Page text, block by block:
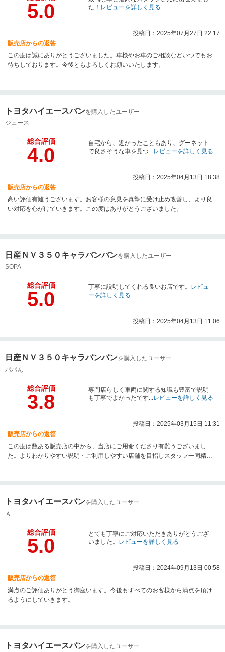
5.0
た！ レビューを詳しく見る
投稿日：2025年07月27日 22:17
販売店からの返答
この度は誠にありがとうございました。車検やお車のご相談などいつでもお
待ちしております。今後ともよろしくお願いいたします。
トヨタハイエースバンを購入したユーザー
ジュース
総合評価
4.0
自宅から、近かったこともあり、グーネット
で良さそうな車を見つ...レビューを詳しく見る
投稿日：2025年04月13日 18:38
販売店からの返答
高い評価有難うございます。お客様の意見を真摯に受け止め改善し、より良
い対応を心がけていきます。この度はありがとうございました。
日産ＮＶ３５０キャラバンバンを購入したユーザー
SOPA
総合評価
5.0
丁寧に説明してくれる良いお店です。 レビュ
ーを詳しく見る
投稿日：2025年04月13日 11:06
日産ＮＶ３５０キャラバンバンを購入したユーザー
パパん
総合評価
3.8
専門店らしく車両に関する知識も豊富で説明
も丁寧でよかったです...レビューを詳しく見る
投稿日：2025年03月15日 11:31
販売店からの返答
この度は数ある販売店の中から、当店にご用命くださり有難うございまし
た。よりわかりやすい説明・ご利用しやすい店舗を目指しスタッフ一同精進
トヨタハイエースバンを購入したユーザー
Ａ
総合評価
5.0
とても丁寧にご対応いただきありがとうござ
いました。 レビューを詳しく見る
投稿日：2024年09月13日 00:58
販売店からの返答
満点のご評価ありがとう御座います。今後もすべてのお客様から満点を頂け
るようにしていきます。
トヨタハイエースバンを購入したユーザー